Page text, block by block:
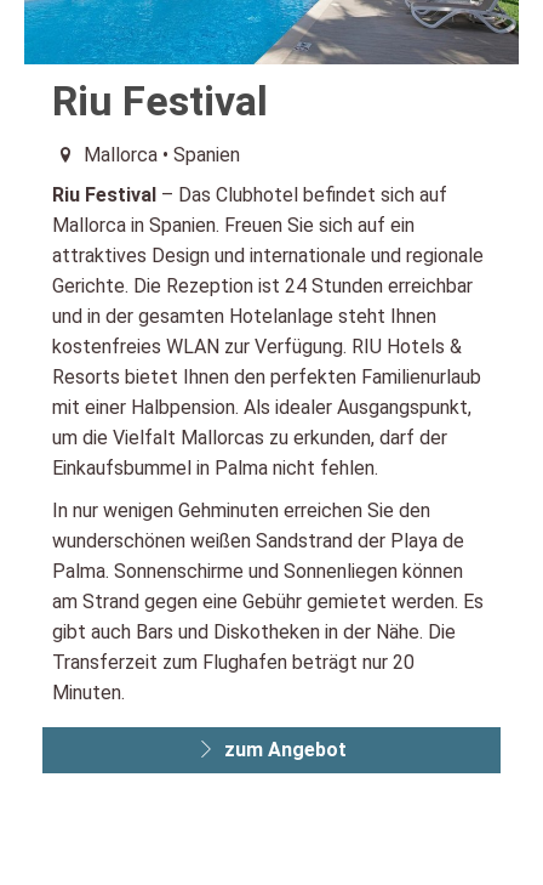
Riu Festival
Mallorca • Spanien
Riu Festival – Das Clubhotel befindet sich auf
Mallorca in Spanien. Freuen Sie sich auf ein
attraktives Design und internationale und regionale
Gerichte. Die Rezeption ist 24 Stunden erreichbar
und in der gesamten Hotelanlage steht Ihnen
kostenfreies WLAN zur Verfügung. RIU Hotels &
Resorts bietet Ihnen den perfekten Familienurlaub
mit einer Halbpension. Als idealer Ausgangspunkt,
um die Vielfalt Mallorcas zu erkunden, darf der
Einkaufsbummel in Palma nicht fehlen.
In nur wenigen Gehminuten erreichen Sie den
wunderschönen weißen Sandstrand der Playa de
Palma. Sonnenschirme und Sonnenliegen können
am Strand gegen eine Gebühr gemietet werden. Es
gibt auch Bars und Diskotheken in der Nähe. Die
Transferzeit zum Flughafen beträgt nur 20
Minuten.
zum Angebot